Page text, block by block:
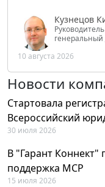
Кузнецов
генеральный
РФ
10 августа 2026
Новости
Стартовала
Всероссийский
30 июля 2026
В "Гарант Коннект"
поддержка MCP
15 июля 2026